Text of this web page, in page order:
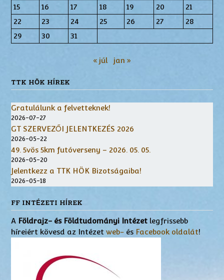
15
16 17 18 19 20
21
22
23 24 25 26 27
28
29
30 31
« júl jan »
TTK HÖK HÍREK
Gratulálunk a felvetteknek!
2026-07-27
GT SZERVEZŐI JELENTKEZÉS 2026
2026-05-22
49. 5vös 5km futóverseny – 2026. 05. 05.
2026-05-20
Jelentkezz a TTK HÖK Bizotságaiba!
2026-05-18
FF INTÉZETI HÍREK
A Földrajz- és Földtudományi Intézet legfrissebb
híreiért kövesd az Intézet web- és Facebook oldalát!